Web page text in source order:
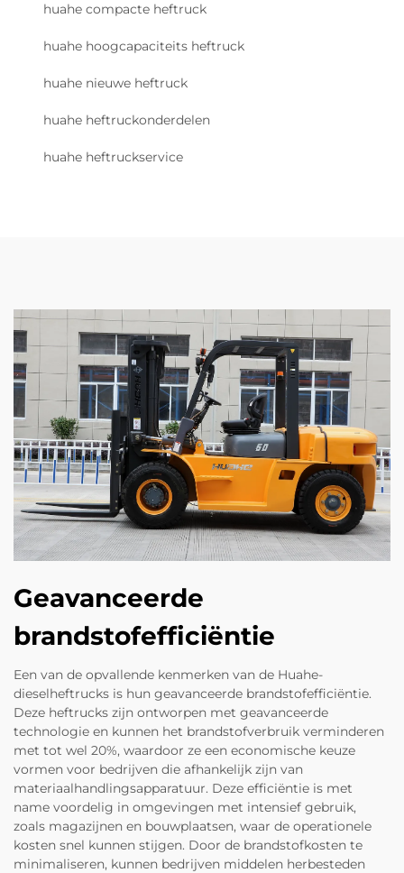
huahe compacte heftruck
huahe hoogcapaciteits heftruck
huahe nieuwe heftruck
huahe heftruckonderdelen
huahe heftruckservice
Geavanceerde
brandstofefficiëntie
Een van de opvallende kenmerken van de Huahe-
dieselheftrucks is hun geavanceerde brandstofefficiëntie.
Deze heftrucks zijn ontworpen met geavanceerde
technologie en kunnen het brandstofverbruik verminderen
met tot wel 20%, waardoor ze een economische keuze
vormen voor bedrijven die afhankelijk zijn van
materiaalhandlingsapparatuur. Deze efficiëntie is met
name voordelig in omgevingen met intensief gebruik,
zoals magazijnen en bouwplaatsen, waar de operationele
kosten snel kunnen stijgen. Door de brandstofkosten te
minimaliseren, kunnen bedrijven middelen herbesteden